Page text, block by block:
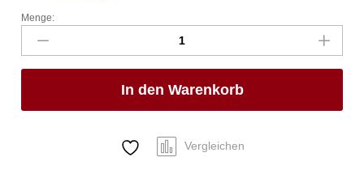
Gastronorm-
Behälter
2/3,
HENDI,
Line,
Menge:
In den Warenkorb
Vergleichen